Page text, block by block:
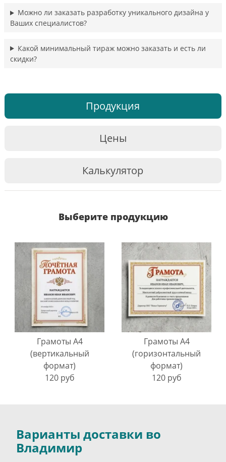
Можно ли заказать разработку уникального дизайна у
Ваших специалистов?
Какой минимальный тираж можно заказать и есть ли
скидки?
Продукция
Цены
Калькулятор
Выберите продукцию
Грамоты A4
(вертикальный
формат)
120 руб
Грамоты A4
(горизонтальный
формат)
120 руб
Варианты доставки во
Владимир